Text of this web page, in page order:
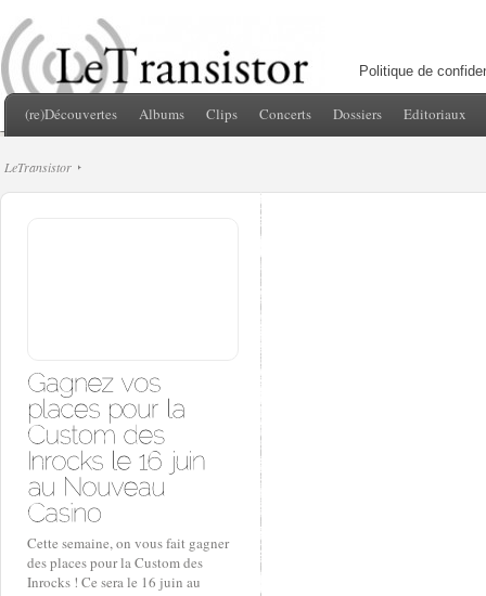
Politique de
(re)Découvertes Albums Clips Concerts Dossiers Editoriaux
LeTransistor
Cette semaine, on vous fait gagner
des places pour la Custom des
Inrocks ! Ce sera le 16 juin au